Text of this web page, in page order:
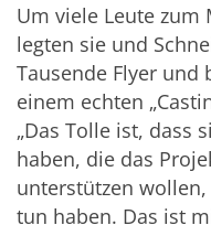
Um viele Leute zum
legten sie und
Tausende Flyer und
einem echten
„Das Tolle ist, dass
haben, die das
unterstützen
tun haben. Das ist